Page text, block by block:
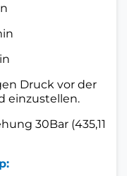
Druck vor der
einzustellen.
30Bar (435,11